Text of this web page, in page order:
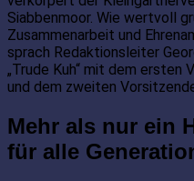
Siabbenmoor. Wie wertvoll
Zusammenarbeit und
sprach Redaktionsleiter
„Trude Kuh“ mit dem ersten
und dem zweiten
Mehr als nur ein
für alle